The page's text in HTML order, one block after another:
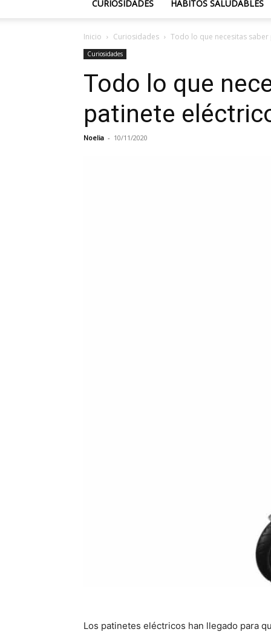
CURIOSIDADES HÁBITOS SALUDABLES
Inicio Curiosidades Todo lo que necesitas
Curiosidades
Todo lo que
patinete
Noelia - 10/11/2020
Los patinetes eléctricos han llegado para